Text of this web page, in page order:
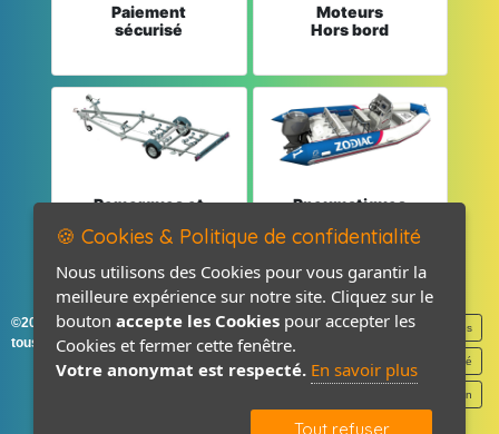
Paiement
sécurisé
Moteurs
Hors bord
Remorques et
Pneumatiques
©2026-2027 France Accastillage
tous droits réservés
Mentions légales
Politique de confidentialité
Contact / Plan
🍪 Cookies & Politique de confidentialité
Nous utilisons des Cookies pour vous garantir la
meilleure expérience sur notre site. Cliquez sur le
bouton accepte les Cookies pour accepter les
Cookies et fermer cette fenêtre.
Votre anonymat est respecté. En savoir plus
Tout refuser